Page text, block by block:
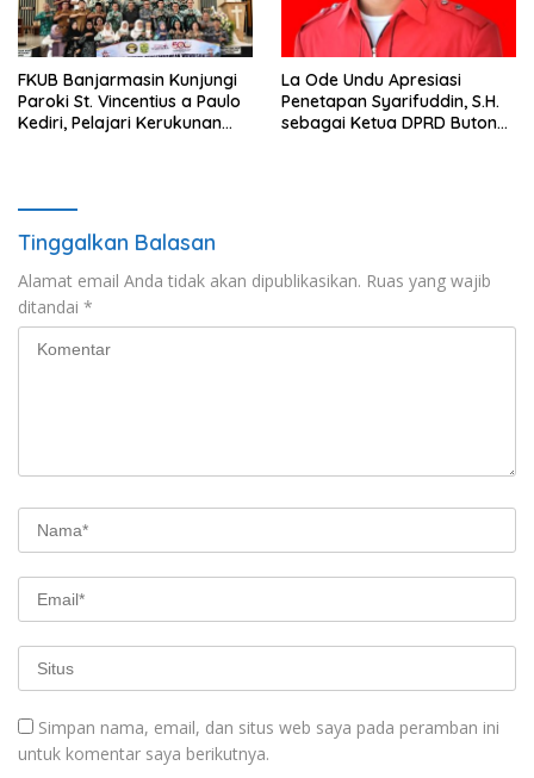
FKUB Banjarmasin Kunjungi
Paroki St. Vincentius a Paulo
Kediri, Pelajari Kerukunan
La Ode Undu Apresiasi
Penetapan Syarifuddin, S.H.
sebagai Ketua DPRD Buton
Tinggalkan Balasan
Alamat email Anda tidak akan dipublikasikan. Ruas yang wajib
ditandai *
Simpan nama, email, dan situs web saya pada peramban ini
untuk komentar saya berikutnya.